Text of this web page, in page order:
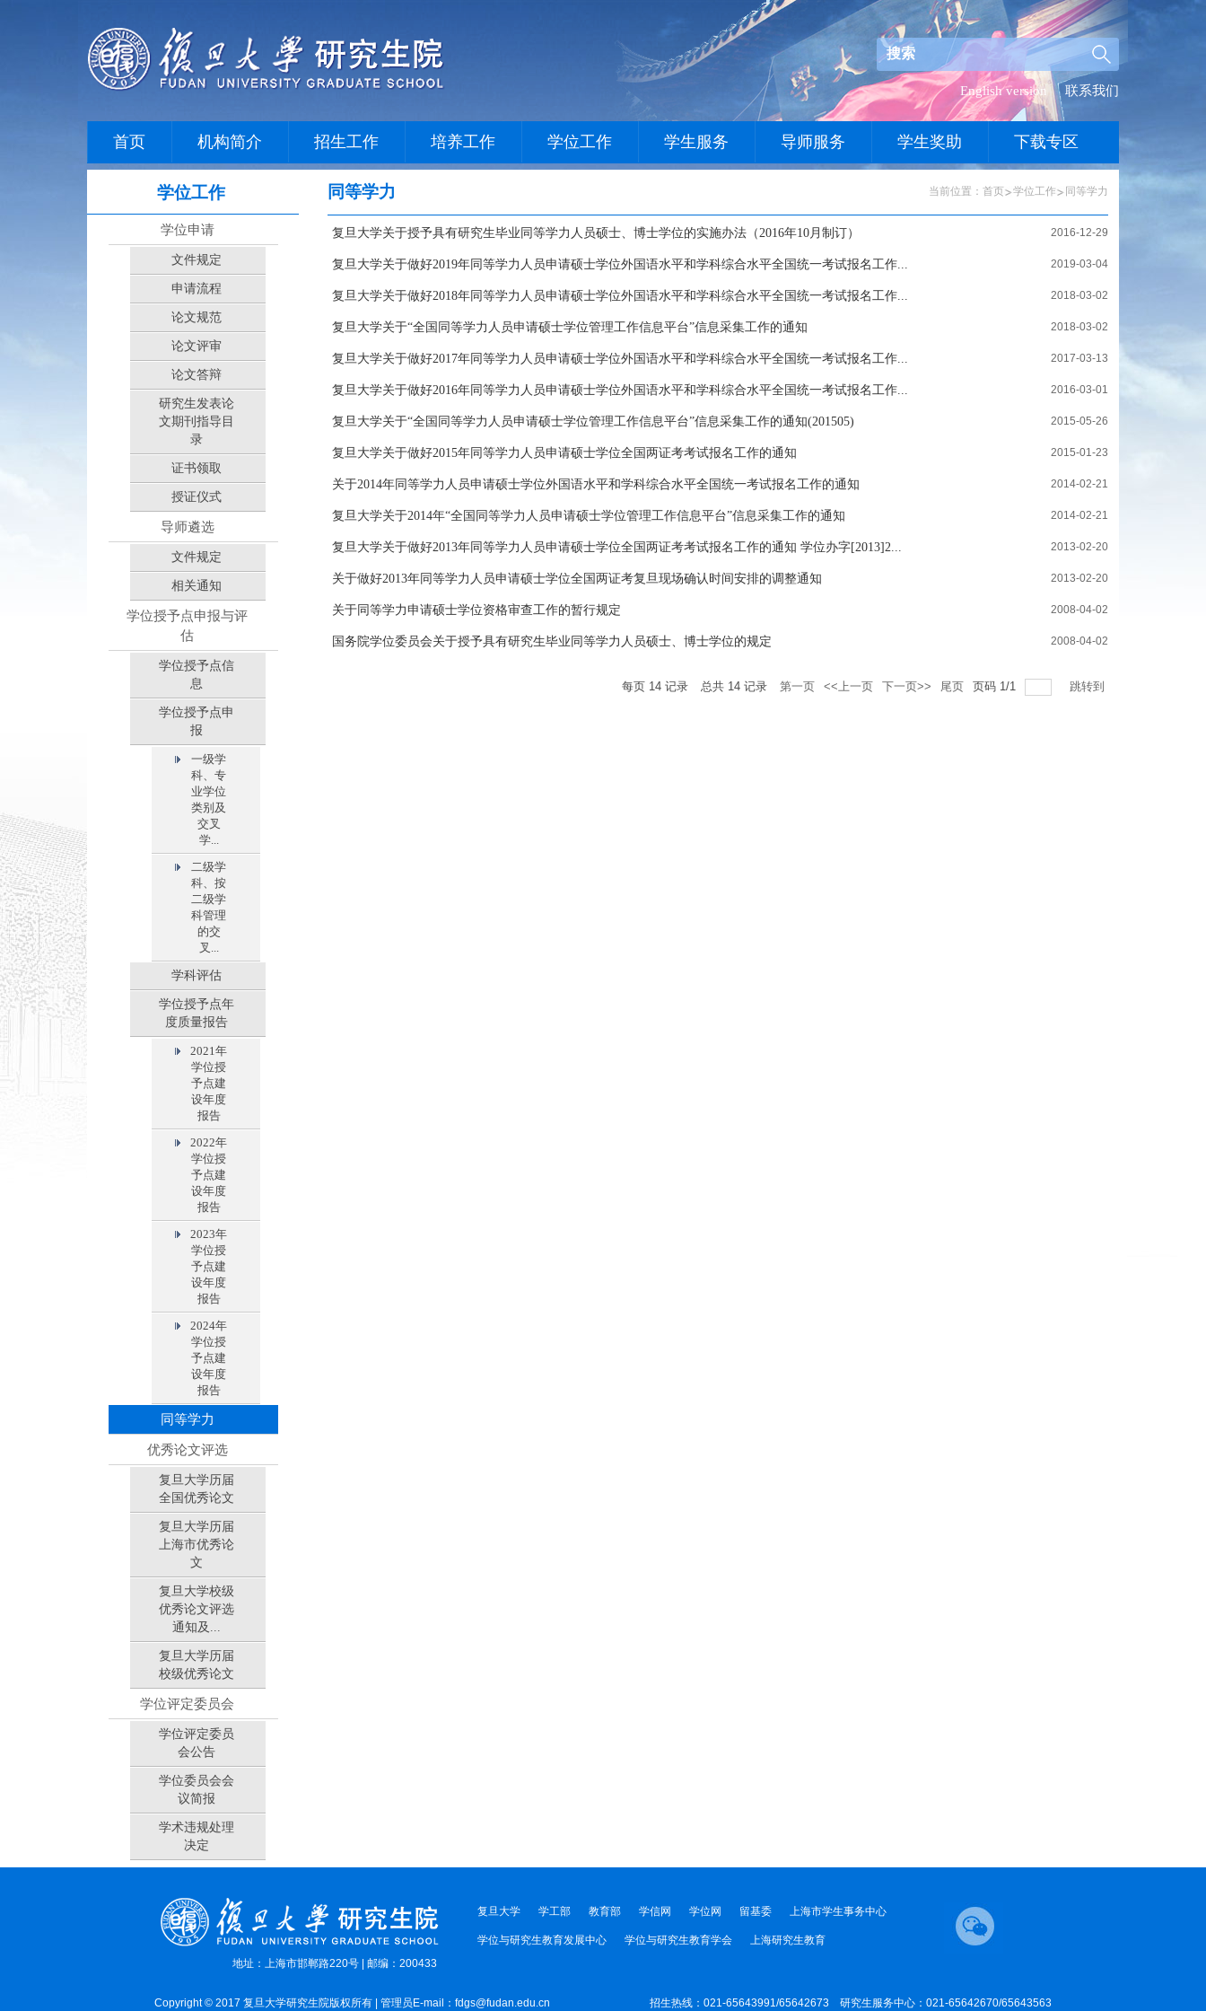
English version 联系我们
首页 机构简介 招生工作 培养工作 学位工作 学生服务 导师服务 学生奖助 下载专区
学位工作
学位申请
文件规定
申请流程
论文规范
论文评审
论文答辩
研究生发表论
文期刊指导目
录
证书领取
授证仪式
导师遴选
文件规定
相关通知
学位授予点申报与评
估
学位授予点信
息
学位授予点申
报
一级学
科、专
业学位
类别及
交叉
学...
二级学
科、按
二级学
科管理
的交
叉...
学科评估
学位授予点年
度质量报告
2021年
学位授
予点建
设年度
报告
2022年
学位授
予点建
设年度
报告
2023年
学位授
予点建
设年度
报告
2024年
学位授
予点建
设年度
报告
同等学力
优秀论文评选
复旦大学历届
全国优秀论文
复旦大学历届
上海市优秀论
文
复旦大学校级
优秀论文评选
通知及...
复旦大学历届
校级优秀论文
学位评定委员会
学位评定委员
会公告
学位委员会会
议简报
学术违规处理
决定
同等学力 当前位置： 首页 学位工作 同等学力
复旦大学关于授予具有研究生毕业同等学力人员硕士、博士学位的实施办法（2016年10月制订） 2016-12-29
复旦大学关于做好2019年同等学力人员申请硕士学位外国语水平和学科综合水平全国统一考试报名工作... 2019-03-04
复旦大学关于做好2018年同等学力人员申请硕士学位外国语水平和学科综合水平全国统一考试报名工作... 2018-03-02
复旦大学关于“全国同等学力人员申请硕士学位管理工作信息平台”信息采集工作的通知 2018-03-02
复旦大学关于做好2017年同等学力人员申请硕士学位外国语水平和学科综合水平全国统一考试报名工作... 2017-03-13
复旦大学关于做好2016年同等学力人员申请硕士学位外国语水平和学科综合水平全国统一考试报名工作... 2016-03-01
复旦大学关于“全国同等学力人员申请硕士学位管理工作信息平台”信息采集工作的通知(201505) 2015-05-26
复旦大学关于做好2015年同等学力人员申请硕士学位全国两证考考试报名工作的通知 2015-01-23
关于2014年同等学力人员申请硕士学位外国语水平和学科综合水平全国统一考试报名工作的通知 2014-02-21
复旦大学关于2014年“全国同等学力人员申请硕士学位管理工作信息平台”信息采集工作的通知 2014-02-21
复旦大学关于做好2013年同等学力人员申请硕士学位全国两证考考试报名工作的通知 学位办字[2013]2... 2013-02-20
关于做好2013年同等学力人员申请硕士学位全国两证考复旦现场确认时间安排的调整通知 2013-02-20
关于同等学力申请硕士学位资格审查工作的暂行规定 2008-04-02
国务院学位委员会关于授予具有研究生毕业同等学力人员硕士、博士学位的规定 2008-04-02
每页 14 记录 总共 14 记录 第一页 <<上一页 下一页>> 尾页 页码 1/1 跳转到
地址：上海市邯郸路220号 | 邮编：200433
复旦大学 学工部 教育部 学信网 学位网 留基委 上海市学生事务中心
学位与研究生教育发展中心 学位与研究生教育学会 上海研究生教育
Copyright © 2017 复旦大学研究生院版权所有 | 管理员E-mail：fdgs@fudan.edu.cn 招生热线：021-65643991/65642673 研究生服务中心：021-65642670/65643563